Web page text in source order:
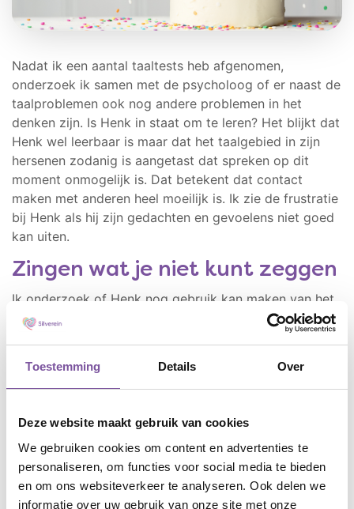
Toestemming Details Over
Deze website maakt gebruik van cookies
We gebruiken cookies om content en advertenties te
personaliseren, om functies voor social media te bieden
en om ons websiteverkeer te analyseren. Ook delen we
informatie over uw gebruik van onze site met onze
Nadat ik een aantal taaltests heb afgenomen,
onderzoek ik samen met de psycholoog of er naast de
taalproblemen ook nog andere problemen in het
denken zijn. Is Henk in staat om te leren? Het blijkt dat
Henk wel leerbaar is maar dat het taalgebied in zijn
hersenen zodanig is aangetast dat spreken op dit
moment onmogelijk is. Dat betekent dat contact
maken met anderen heel moeilijk is. Ik zie de frustratie
bij Henk als hij zijn gedachten en gevoelens niet goed
kan uiten.
Zingen wat je niet kunt zeggen
Ik onderzoek of Henk nog gebruik kan maken van het
muziekgebied in de hersenen. Dat is het geval en zo
kan Henk leren om eenvoudige zinnen te zingen. Hij
is minimale communicatie, maar wel een manier om
contact te maken met anderen. Op een dag maakt
is. We bereiden samen zijn verjaardagscadeau voor
door te oefenen met zingen. Als zijn zoon komt, zingt
Henk: ‘ik hou van jou’.
Kort daarop overlijdt Henk plotseling. Als ik zijn zoon